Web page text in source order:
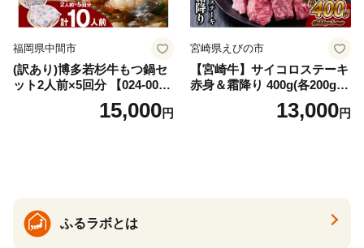
福岡県中間市
(訳あり)博多若杉牛もつ鍋セ
ット2人前×5回分 【024-002
15,000円
宮崎県えびの市
【宮崎牛】サイコロステーキ
赤身＆霜降り 400g(各200g×
１P 計2P) 真空パック 冷凍
13,000円
ふるラボとは